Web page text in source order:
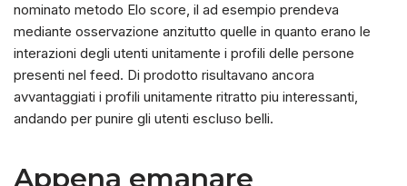
nominato metodo Elo score, il ad esempio prendeva
mediante osservazione anzitutto quelle in quanto erano le
interazioni degli utenti unitamente i profili delle persone
presenti nel feed. Di prodotto risultavano ancora
avvantaggiati i profili unitamente ritratto piu interessanti,
andando per punire gli utenti escluso belli.
Appena emanare